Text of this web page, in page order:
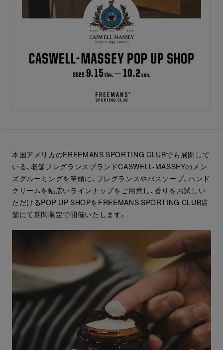
本国アメリカのFREEMANS SPORTING CLUBでも展開して
いる、老舗フレグランスブランドCASWELL-MASSEYのメン
ズグルーミングを筆頭に、フレグランスやバスソープ、ハンド
クリームを幅広いラインナップをご用意し、香りをお試しい
ただけるPOP UP SHOPをFREEMANS SPORTING CLUB店
舗にて期間限定で開催いたします。